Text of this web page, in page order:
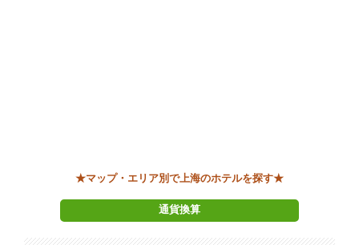
★マップ・エリア別で上海のホテルを探す★
通貨換算